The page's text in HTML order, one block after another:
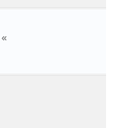
«